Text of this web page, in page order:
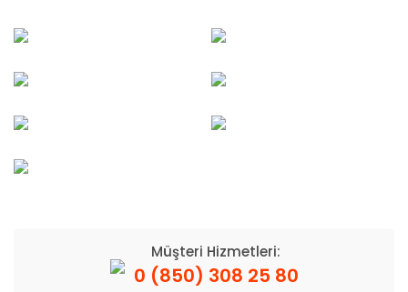
Müşteri Hizmetleri:
0 (850) 308 25 80